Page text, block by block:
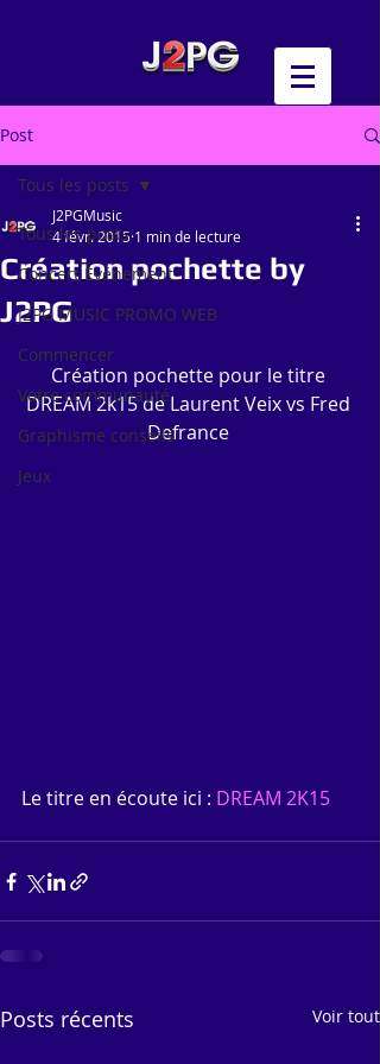
Post
Tous les posts
Concert Evénement
J2PG MUSIC PROMO WEB
Commencer
Votre communauté
Graphisme conseils
Jeux
Tous les posts
Création pochette by
J2PG
J2PGMusic
4 févr. 2015 1 min de lecture
Création pochette pour le titre
DREAM 2k15 de Laurent Veix vs Fred
Defrance
Le titre en écoute ici : DREAM 2K15
Posts récents Voir tout